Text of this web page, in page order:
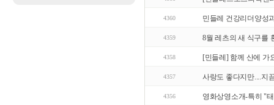
4360 민들레 건강리더양성
4359 8월 레츠의 새 식구를
4358 [민들레] 함께 산에 가
4357 사랑도 좋다지만....지
4356 영화상영소개-특히 "